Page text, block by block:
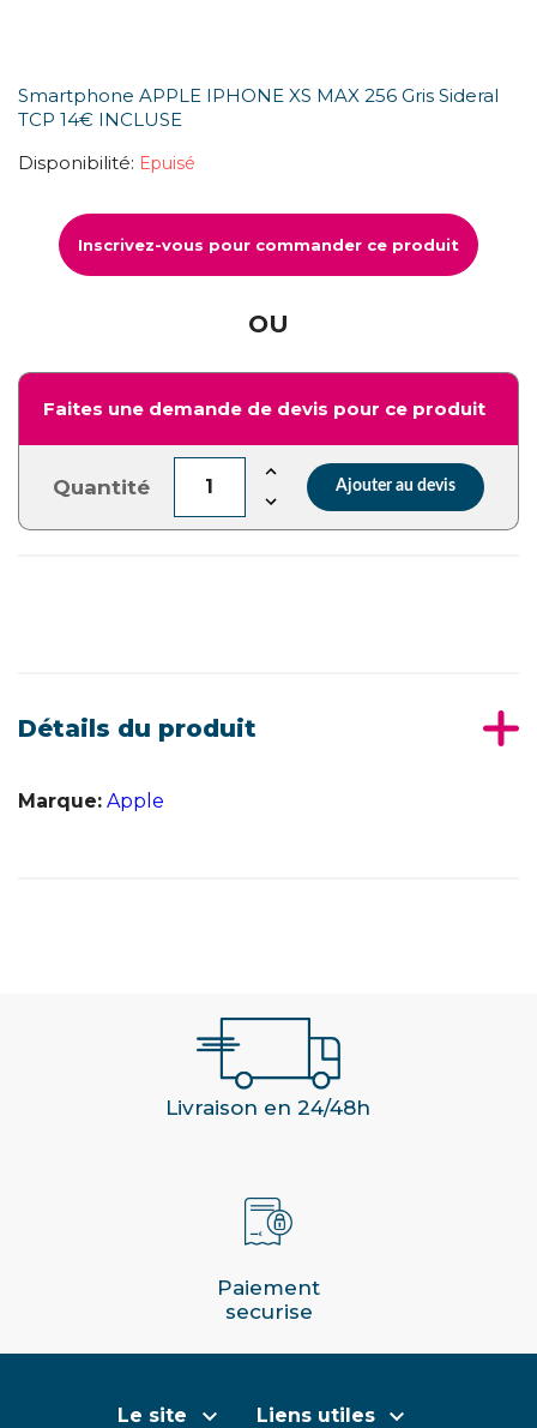
Smartphone APPLE IPHONE XS MAX 256 Gris Sideral
TCP 14€ INCLUSE
Disponibilité: Epuisé
Inscrivez-vous pour commander ce produit
OU
Faites une demande de devis pour ce produit
Quantité Ajouter au devis
Détails du produit
Marque: Apple
Livraison en 24/48h
Paiement
securise
Le site  Liens utiles 